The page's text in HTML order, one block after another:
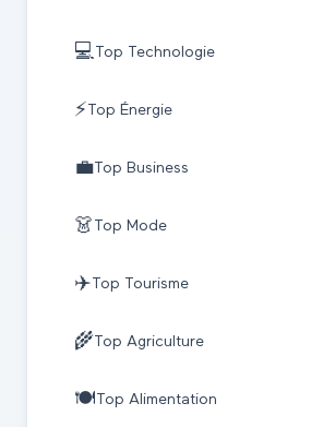
💻 Top Technologie
⚡ Top Énergie
💼Top Business
👗 Top Mode
✈️ Top Tourisme
🌾 Top Agriculture
🍽️ Top Alimentation